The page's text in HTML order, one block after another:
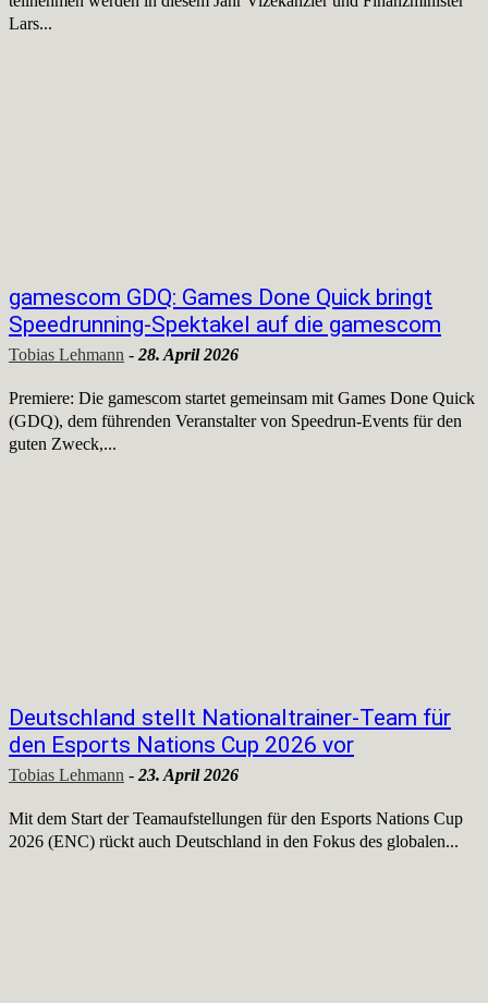
Lars...
gamescom GDQ: Games Done Quick bringt
Speedrunning-Spektakel auf die gamescom
Tobias Lehmann - 28. April 2026
Premiere: Die gamescom startet gemeinsam mit Games Done Quick
(GDQ), dem führenden Veranstalter von Speedrun-Events für den
guten Zweck,...
Deutschland stellt Nationaltrainer-Team für
den Esports Nations Cup 2026 vor
Tobias Lehmann - 23. April 2026
Mit dem Start der Teamaufstellungen für den Esports Nations Cup
2026 (ENC) rückt auch Deutschland in den Fokus des globalen...